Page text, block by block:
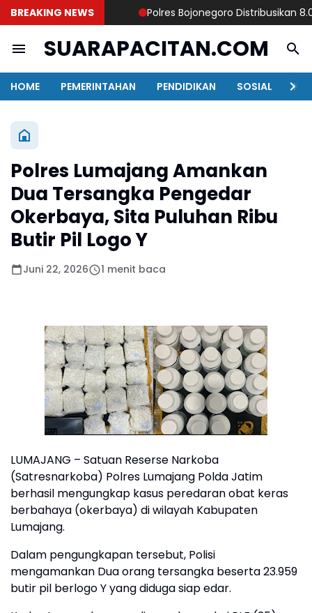
BREAKING NEWS Polres Bojonegoro Distribusikan 8.000
SUARAPACITAN.COM
HOME PEMERINTAHAN PENDIDIKAN SOSIAL
Polres Lumajang Amankan
Dua Tersangka Pengedar
Okerbaya, Sita Puluhan Ribu
Butir Pil Logo Y
Juni 22, 2026 1 menit baca
LUMAJANG – Satuan Reserse Narkoba
(Satresnarkoba) Polres Lumajang Polda Jatim
berhasil mengungkap kasus peredaran obat keras
berbahaya (okerbaya) di wilayah Kabupaten
Lumajang.
Dalam pengungkapan tersebut, Polisi
mengamankan Dua orang tersangka beserta 23.959
butir pil berlogo Y yang diduga siap edar.